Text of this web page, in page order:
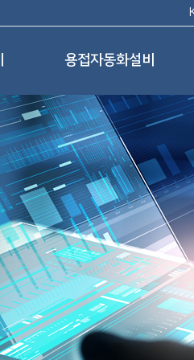
용접자동화설비